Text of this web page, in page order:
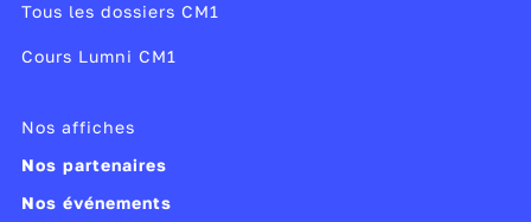
Publié le 09/04/20
Modifié le 17/07/24
Tous les dossiers CM1
Cours Lumni CM1
Nos affiches
Nos partenaires
Nos événements